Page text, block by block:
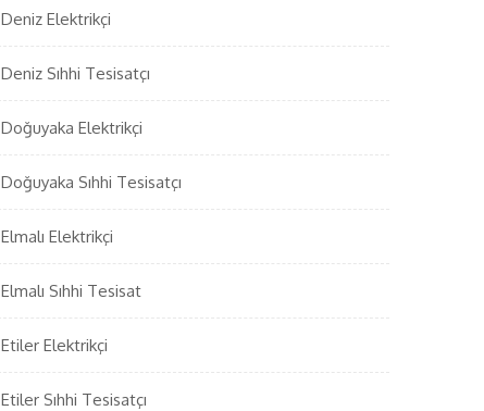
Deniz Elektrikçi
Deniz Sıhhi Tesisatçı
Doğuyaka Elektrikçi
Doğuyaka Sıhhi Tesisatçı
Elmalı Elektrikçi
Elmalı Sıhhi Tesisat
Etiler Elektrikçi
Etiler Sıhhi Tesisatçı